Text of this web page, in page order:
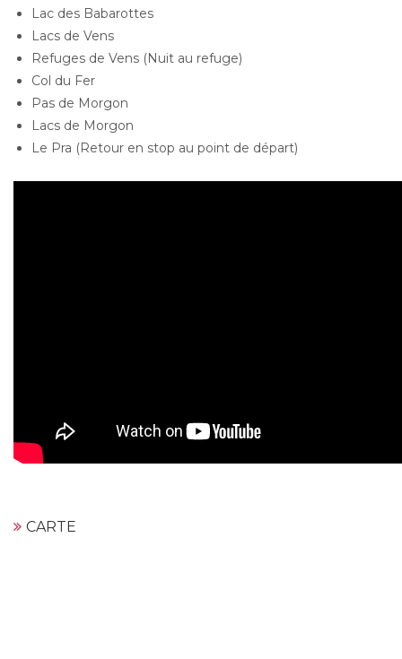
Lac des Babarottes
Lacs de Vens
Refuges de Vens (Nuit au refuge)
Col du Fer
Pas de Morgon
Lacs de Morgon
Le Pra (Retour en stop au point de départ)
CARTE